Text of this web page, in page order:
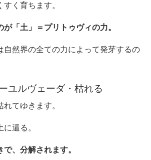
く育ちます。
「土」＝プリトゥヴィの力。
自然界の全ての力によって発芽するの
ユルヴェーダ・枯れる
てゆきます。
還る。
、分解されます。